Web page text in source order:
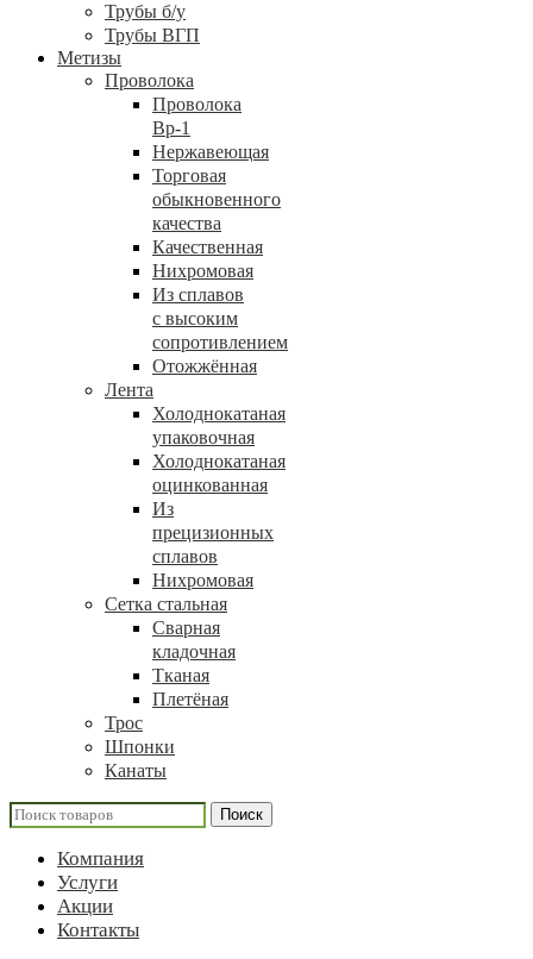
Трубы б/у
Трубы ВГП
Метизы
Проволока
Проволока
Вр-1
Нержавеющая
Торговая
обыкновенного
качества
Качественная
Нихромовая
Из сплавов
с высоким
сопротивлением
Отожжённая
Лента
Холоднокатаная
упаковочная
Холоднокатаная
оцинкованная
Из
прецизионных
сплавов
Нихромовая
Сетка стальная
Сварная
кладочная
Тканая
Плетёная
Трос
Шпонки
Канаты
Поиск
Компания
Услуги
Акции
Контакты